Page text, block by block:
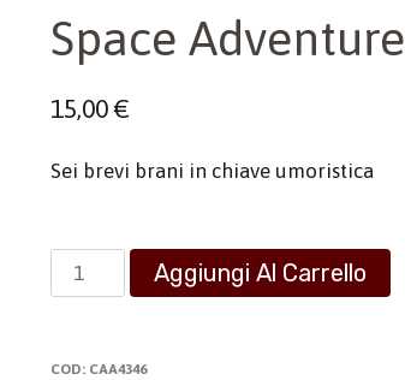
Space Adventure
15,00€
Sei brevi brani in chiave umoristica
Space
Adventure
Aggiungi Al Carrello
COD: CAA4346